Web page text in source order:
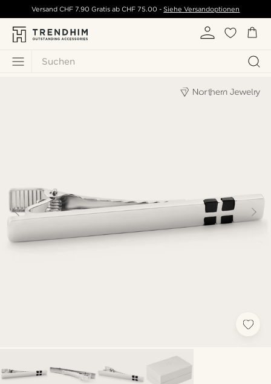
Suchen
Versand CHF 7.90 Gratis ab CHF 75.00 - Siehe Versandoptionen